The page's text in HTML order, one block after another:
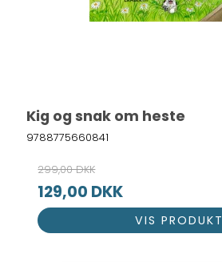
Kig og snak om heste
9788775660841
299,00 DKK
129,00 DKK
VIS PRODUKT